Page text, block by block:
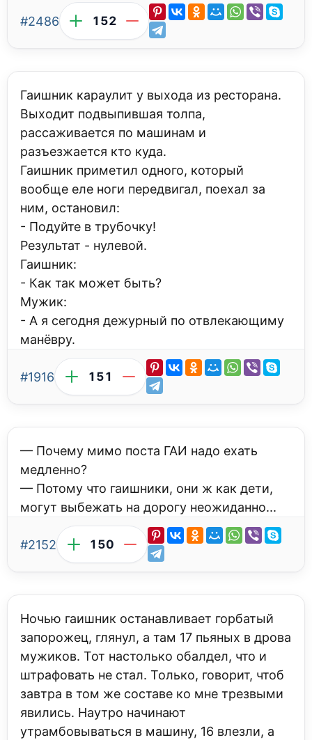
#2486 152
Гаишник караулит у выхода из ресторана.
Выходит подвыпившая толпа,
рассаживается по машинам и
разъезжается кто куда.
Гаишник приметил одного, который
вообще еле ноги передвигал, поехал за
ним, остановил:
- Подуйте в трубочку!
Результат - нулевой.
Гаишник:
- Как так может быть?
Мужик:
- А я сегодня дежурный по отвлекающиму
манёвру.
#1916 151
— Почему мимо поста ГАИ надо ехать
медленно?
— Потому что гаишники, они ж как дети,
могут выбежать на дорогу неожиданно...
#2152 150
Ночью гаишник останавливает горбатый
запорожец, глянул, а там 17 пьяных в дрова
мужиков. Тот настолько обалдел, что и
штрафовать не стал. Только, говорит, чтоб
завтра в том же составе ко мне трезвыми
явились. Наутро начинают
утрамбовываться в машину, 16 влезли, а